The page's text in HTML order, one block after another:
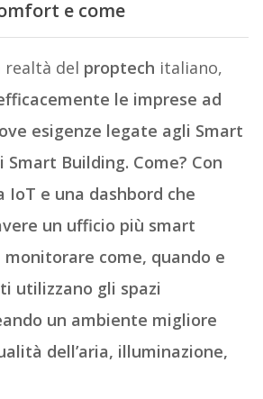
e come
realtà del proptech italiano,
le imprese ad
esigenze legate agli Smart
Smart Building. Come? Con
e una dashbord che
un ufficio più smart
come, quando e
utilizzano gli spazi
un ambiente migliore
dell’aria, illuminazione,